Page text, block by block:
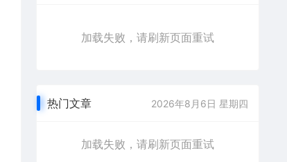
加载失败，请刷新页面重试
热门文章 2026年8月6日 星期四
加载失败，请刷新页面重试